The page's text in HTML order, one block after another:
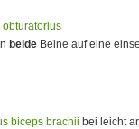
obturatorius
beide Beine auf eine
biceps brachii bei leicht